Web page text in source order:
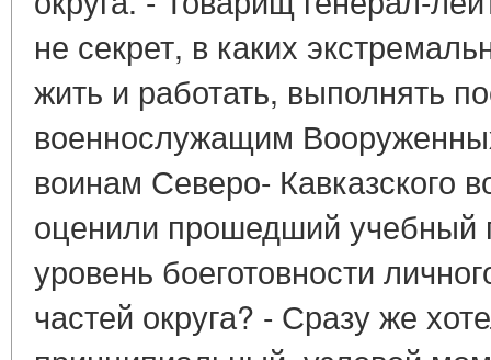
не секрет, в каких
жить и работать, выполнять
военнослужащим
воинам Северо- Кавказского
оценили прошедший учебный
уровень боеготовности
частей округа? - Сразу же